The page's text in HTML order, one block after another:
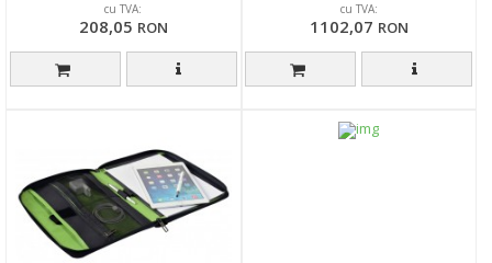
cu TVA:
208,05 RON
cu TVA:
1102,07 RON